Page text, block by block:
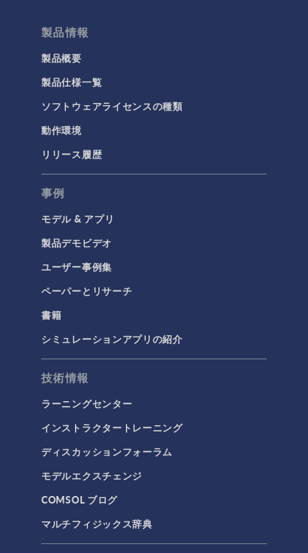
結果と可視化
今日の科学
化学
バッテリデザイン
化学反応工学
燃料電池＆電解槽
腐食＆防食
構造と音響
MEMSと圧電デバイス
材料モデル
構造ダイナミクス
音響と振動
マイクロフルイディクス
伝熱
分子流
多孔質材料流れ
流体流れの粒子追跡
計算流体力学（CFD）
電磁気学
製品情報
製品概要
製品仕様一覧
ソフトウェアライセンスの種類
動作環境
リリース履歴
事例
モデル & アプリ
製品デモビデオ
ユーザー事例集
ペーパーとリサーチ
書籍
シミュレーションアプリの紹介
技術情報
ラーニングセンター
インストラクタートレーニング
ディスカッションフォーラム
モデルエクスチェンジ
COMSOL ブログ
マルチフィジックス辞典